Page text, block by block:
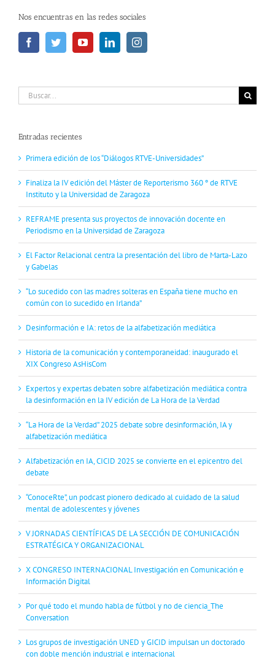
Nos encuentras en las redes sociales
Buscar:
Entradas recientes
Primera edición de los “Diálogos RTVE-Universidades”
Finaliza la IV edición del Máster de Reporterismo 360 º de RTVE
Instituto y la Universidad de Zaragoza
REFRAME presenta sus proyectos de innovación docente en
Periodismo en la Universidad de Zaragoza
El Factor Relacional centra la presentación del libro de Marta-Lazo
y Gabelas
“Lo sucedido con las madres solteras en España tiene mucho en
común con lo sucedido en Irlanda”
Desinformación e IA: retos de la alfabetización mediática
Historia de la comunicación y contemporaneidad: inaugurado el
XIX Congreso AsHisCom
Expertos y expertas debaten sobre alfabetización mediática contra
la desinformación en la IV edición de La Hora de la Verdad
“La Hora de la Verdad” 2025 debate sobre desinformación, IA y
alfabetización mediática
Alfabetización en IA, CICID 2025 se convierte en el epicentro del
debate
“ConoceRte”, un podcast pionero dedicado al cuidado de la salud
mental de adolescentes y jóvenes
V JORNADAS CIENTÍFICAS DE LA SECCIÓN DE COMUNICACIÓN
ESTRATÉGICA Y ORGANIZACIONAL
X CONGRESO INTERNACIONAL Investigación en Comunicación e
Información Digital
Por qué todo el mundo habla de fútbol y no de ciencia_The
Conversation
Los grupos de investigación UNED y GICID impulsan un doctorado
con doble mención industrial e internacional